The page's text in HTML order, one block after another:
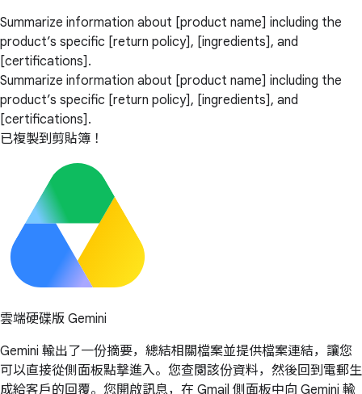
Summarize information about [product name] including the
product’s specific [return policy], [ingredients], and
[certifications].
Summarize information about [product name] including the
product’s specific [return policy], [ingredients], and
[certifications].
已複製到剪貼簿！
雲端硬碟版 Gemini
Gemini 輸出了一份摘要，總結相關檔案並提供檔案連結，讓您
可以直接從側面板點撃進入。您查閱該份資料，然後回到電郵生
成給客戶的回覆。您開啟訊息，在 Gmail 側面板中向 Gemini 輸